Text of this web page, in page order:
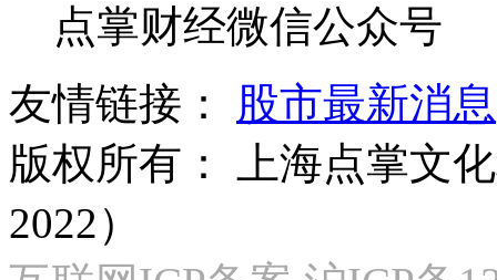
点掌财经微信公众号
友情链接：
股市最新消息
版权所有：
上海点掌文
2022）